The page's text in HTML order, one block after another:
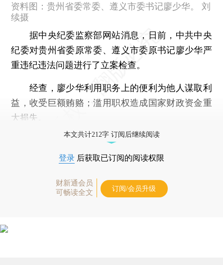
资料图：贵州省委常委、遵义市委书记廖少华。 刘
续摄
据中央纪委监察部网站消息，日前，中共中央
纪委对贵州省委原常委、遵义市委原书记廖少华严
重违纪违法问题进行了立案检查。
经查，廖少华利用职务上的便利为他人谋取利
益，收受巨额贿赂；滥用职权造成国家财政资金重
大损失。
本文共计212字 订阅后继续阅读
登录 后获取已订阅的阅读权限
财新通会员
可畅读全文
订阅/会员升级